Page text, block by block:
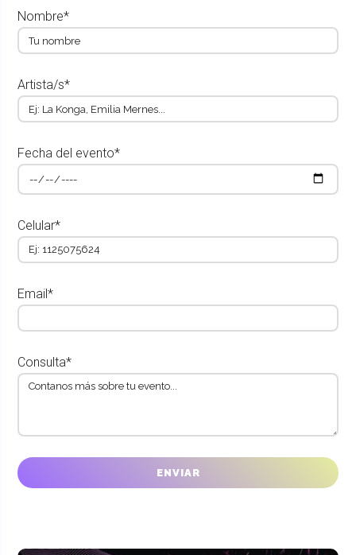
Nombre*
Artista/s*
Fecha del evento*
Celular*
Email*
Consulta*